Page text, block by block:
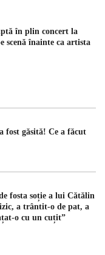
în plin concert la
scenă înainte ca artista
fost găsită! Ce a făcut
fosta soție a lui Cătălin
a trântit-o de pat, a
o cu un cuțit”